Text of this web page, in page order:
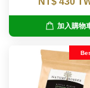
加入購物